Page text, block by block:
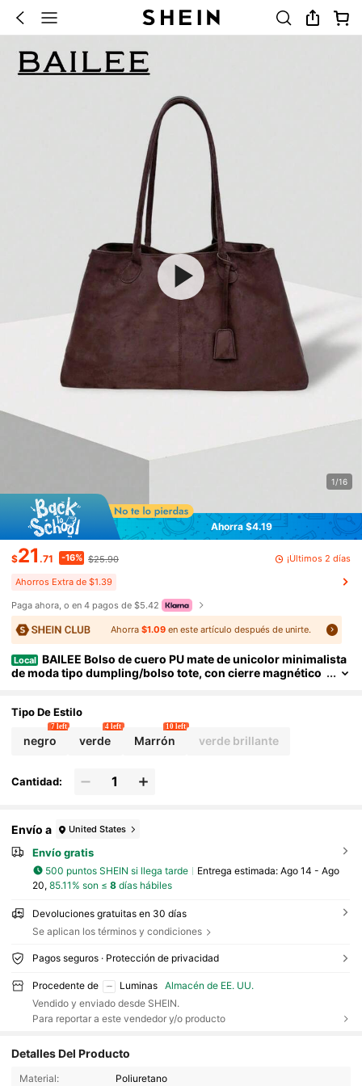
1/16
Ahorra $4.19
$21.71 -16% $25.90 ¡Últimos 2 días
Ahorros Extra de $1.39
Paga ahora, o en 4 pagos de $5.42
Ahorra $1.09en este artículo después de unirte.
Local BAILEE Bolso de cuero PU mate de unicolor minimalista
de moda tipo dumpling/bolso tote, con cierre magnético
Tipo De Estilo
negro
7 left
verde
4 left
Marrón
10 left
verde brillante
Cantidad:
Envío a United States
Envío gratis
500 puntos SHEIN si llega tarde Entrega estimada: Ago 14 - Ago
20, 85.11% son ≤ 8días hábiles
Devoluciones gratuitas en 30 días
Se aplican los términos y condiciones
Pagos seguros · Protección de privacidad
Procedente de Luminas
Almacén de EE. UU.
Vendido y enviado desde SHEIN.
Para reportar a este vendedor y/o producto
Detalles Del Producto
Material:
Poliuretano